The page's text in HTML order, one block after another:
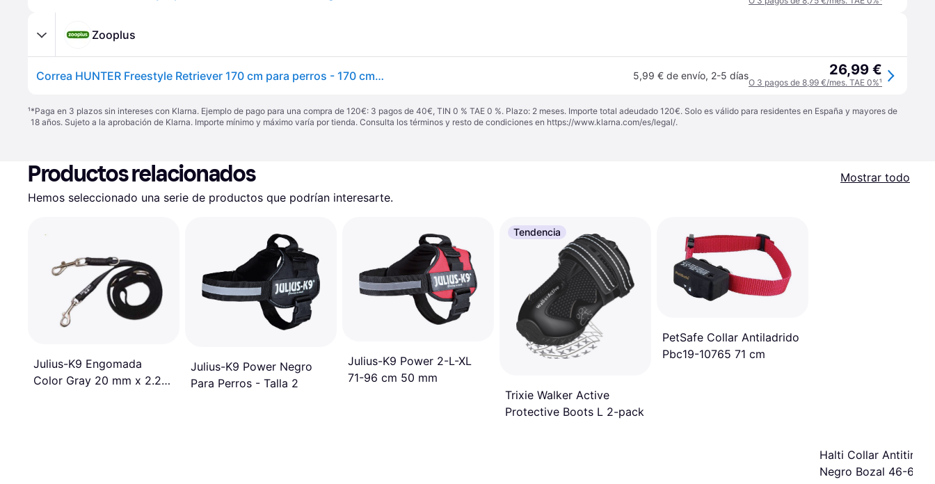
Zooplus
Correa HUNTER Freestyle Retriever 170 cm para perros - 170 cm (L), diámetro 10 mm, rojo 5,99 € de envío, 2-5 días 26,99 €
O 3 pagos de 8,99 €/mes. TAE 0%¹
¹*Paga en 3 plazos sin intereses con Klarna. Ejemplo de pago para una compra de 120€: 3 pagos de 40€, TIN 0 % TAE 0 %. Plazo: 2 meses. Importe total adeudado 120€. Solo es válido para residentes en España y mayores de
18 años. Sujeto a la aprobación de Klarna. Importe mínimo y máximo varía por tienda. Consulta los términos y resto de condiciones en https://www.klarna.com/es/legal/.
Productos relacionados
Mostrar todo
Hemos seleccionado una serie de productos que podrían interesarte.
Julius-K9 Engomada
Color Gray 20 mm x 2.2
Julius-K9 Power Negro
Para Perros - Talla 2
Julius-K9 Power 2-L-XL
71-96 cm 50 mm
Tendencia
Trixie Walker Active
Protective Boots L 2-pack
PetSafe Collar Antiladrido
Pbc19-10765 71 cm
Halti Collar Antitirada
Negro Bozal 46-62